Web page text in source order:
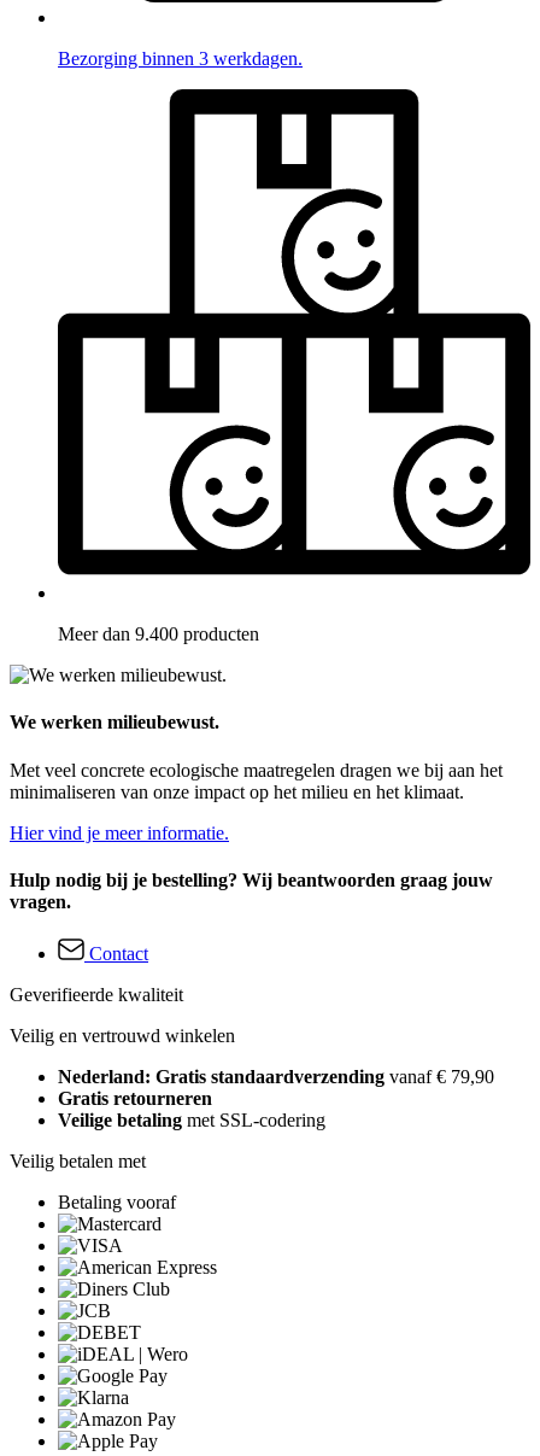
Bezorging binnen 3 werkdagen.
Meer dan 9.400 producten
We werken milieubewust.
Met veel concrete ecologische maatregelen dragen we bij aan het
minimaliseren van onze impact op het milieu en het klimaat.
Hier vind je meer informatie.
Hulp nodig bij je bestelling? Wij beantwoorden graag jouw
vragen.
Contact
Geverifieerde kwaliteit
Veilig en vertrouwd winkelen
Nederland: Gratis standaardverzending vanaf € 79,90
Gratis retourneren
Veilige betaling met SSL-codering
Veilig betalen met
Betaling vooraf